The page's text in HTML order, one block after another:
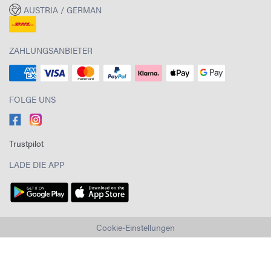
AUSTRIA / GERMAN
ZAHLUNGSANBIETER
FOLGE UNS
Trustpilot
LADE DIE APP
Cookie-Einstellungen